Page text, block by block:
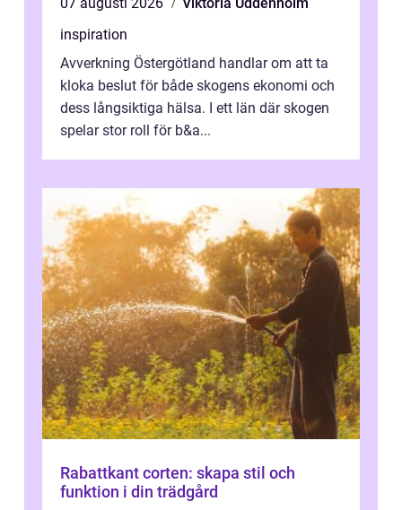
inspiration
Avverkning Östergötland handlar om att ta
kloka beslut för både skogens ekonomi och
dess långsiktiga hälsa. I ett län där skogen
spelar stor roll för b&a...
Rabattkant corten: skapa stil och
funktion i din trädgård